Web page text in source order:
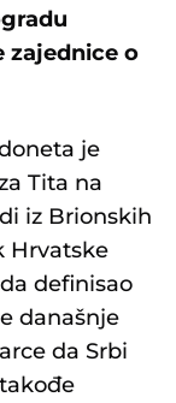
zajednice o
je
Tita na
iz Brionskih
Hrvatske
definisao
današnje
da Srbi